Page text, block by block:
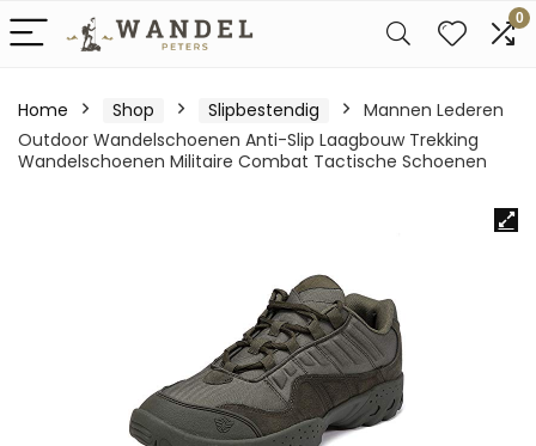
0
Home Shop Slipbestendig
Mannen Lederen
Outdoor Wandelschoenen Anti-Slip Laagbouw Trekking
Wandelschoenen Militaire Combat Tactische Schoenen